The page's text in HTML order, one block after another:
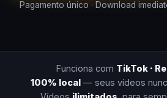
Pagamento único · Download
Funciona com TikTok ·
100% local — seus vídeos